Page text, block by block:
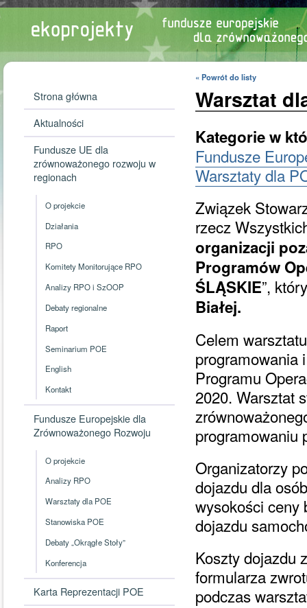
Strona główna
Aktualności
Fundusze UE dla
zrównoważonego rozwoju w
regionach
O projekcie
Działania
RPO
Komitety Monitorujące RPO
Analizy RPO i SzOOP
Debaty regionalne
Raport
Seminarium POE
English
Kontakt
Fundusze Europejskie dla
Zrównoważonego Rozwoju
O projekcie
Analizy RPO
Warsztaty dla POE
Stanowiska POE
Debaty „Okrągłe Stoły”
Konferencja
Karta Reprezentacji POE
« Powrót do listy
Warsztat
Kategorie w
Fundusze
Warsztaty dla
Związek
rzecz
organizacji
Programów
ŚLĄSKIE”,
Białej.
Celem
programowania
Programu
2020. Warsztat
programowaniu
Organizatorzy
dojazdu dla
wysokości ceny
dojazdu
Koszty dojazdu
formularza
podczas